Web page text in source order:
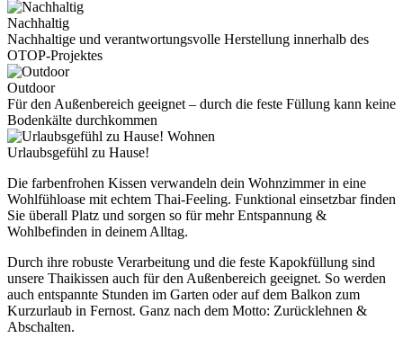
Nachhaltig
Nachhaltige und verantwortungsvolle Herstellung innerhalb des
OTOP-Projektes
Outdoor
Für den Außenbereich geeignet – durch die feste Füllung kann keine
Bodenkälte durchkommen
Wohnen
Urlaubsgefühl zu Hause!
Die farbenfrohen Kissen verwandeln dein Wohnzimmer in eine
Wohlfühloase mit echtem Thai-Feeling. Funktional einsetzbar finden
Sie überall Platz und sorgen so für mehr Entspannung &
Wohlbefinden in deinem Alltag.
Durch ihre robuste Verarbeitung und die feste Kapokfüllung sind
unsere Thaikissen auch für den Außenbereich geeignet. So werden
auch entspannte Stunden im Garten oder auf dem Balkon zum
Kurzurlaub in Fernost. Ganz nach dem Motto: Zurücklehnen &
Abschalten.